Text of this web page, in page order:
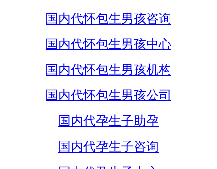
国内代怀包生男孩咨询
国内代怀包生男孩中心
国内代怀包生男孩机构
国内代怀包生男孩公司
国内代孕生子助孕
国内代孕生子咨询